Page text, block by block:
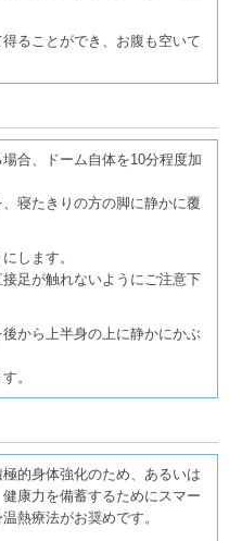
ることができ、お腹も空いて
合、ドーム自体を10分程度加
寝たきりの方の脚に静かに覆
します。
足が触れないようにご注意下
から上半身の上に静かにかぶ
。
的身体強化のため、あるいは
康力を備蓄するためにスマー
熱療法がお奨めです。